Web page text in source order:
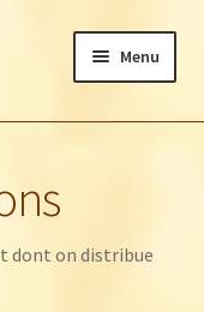
Menu
dont on distribue